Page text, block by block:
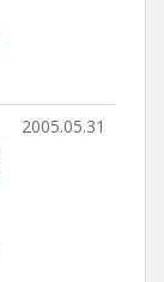
2005.05.31